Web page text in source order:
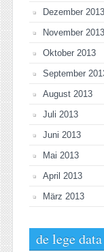
Dezember 2013
November 2013
Oktober 2013
September
August 2013
Juli 2013
Juni 2013
Mai 2013
April 2013
März 2013
de lege data